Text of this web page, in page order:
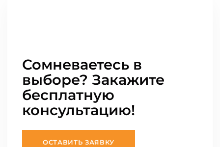
Сомневаетесь в
выборе? Закажите
бесплатную
консультацию!
ОСТАВИТЬ ЗАЯВКУ